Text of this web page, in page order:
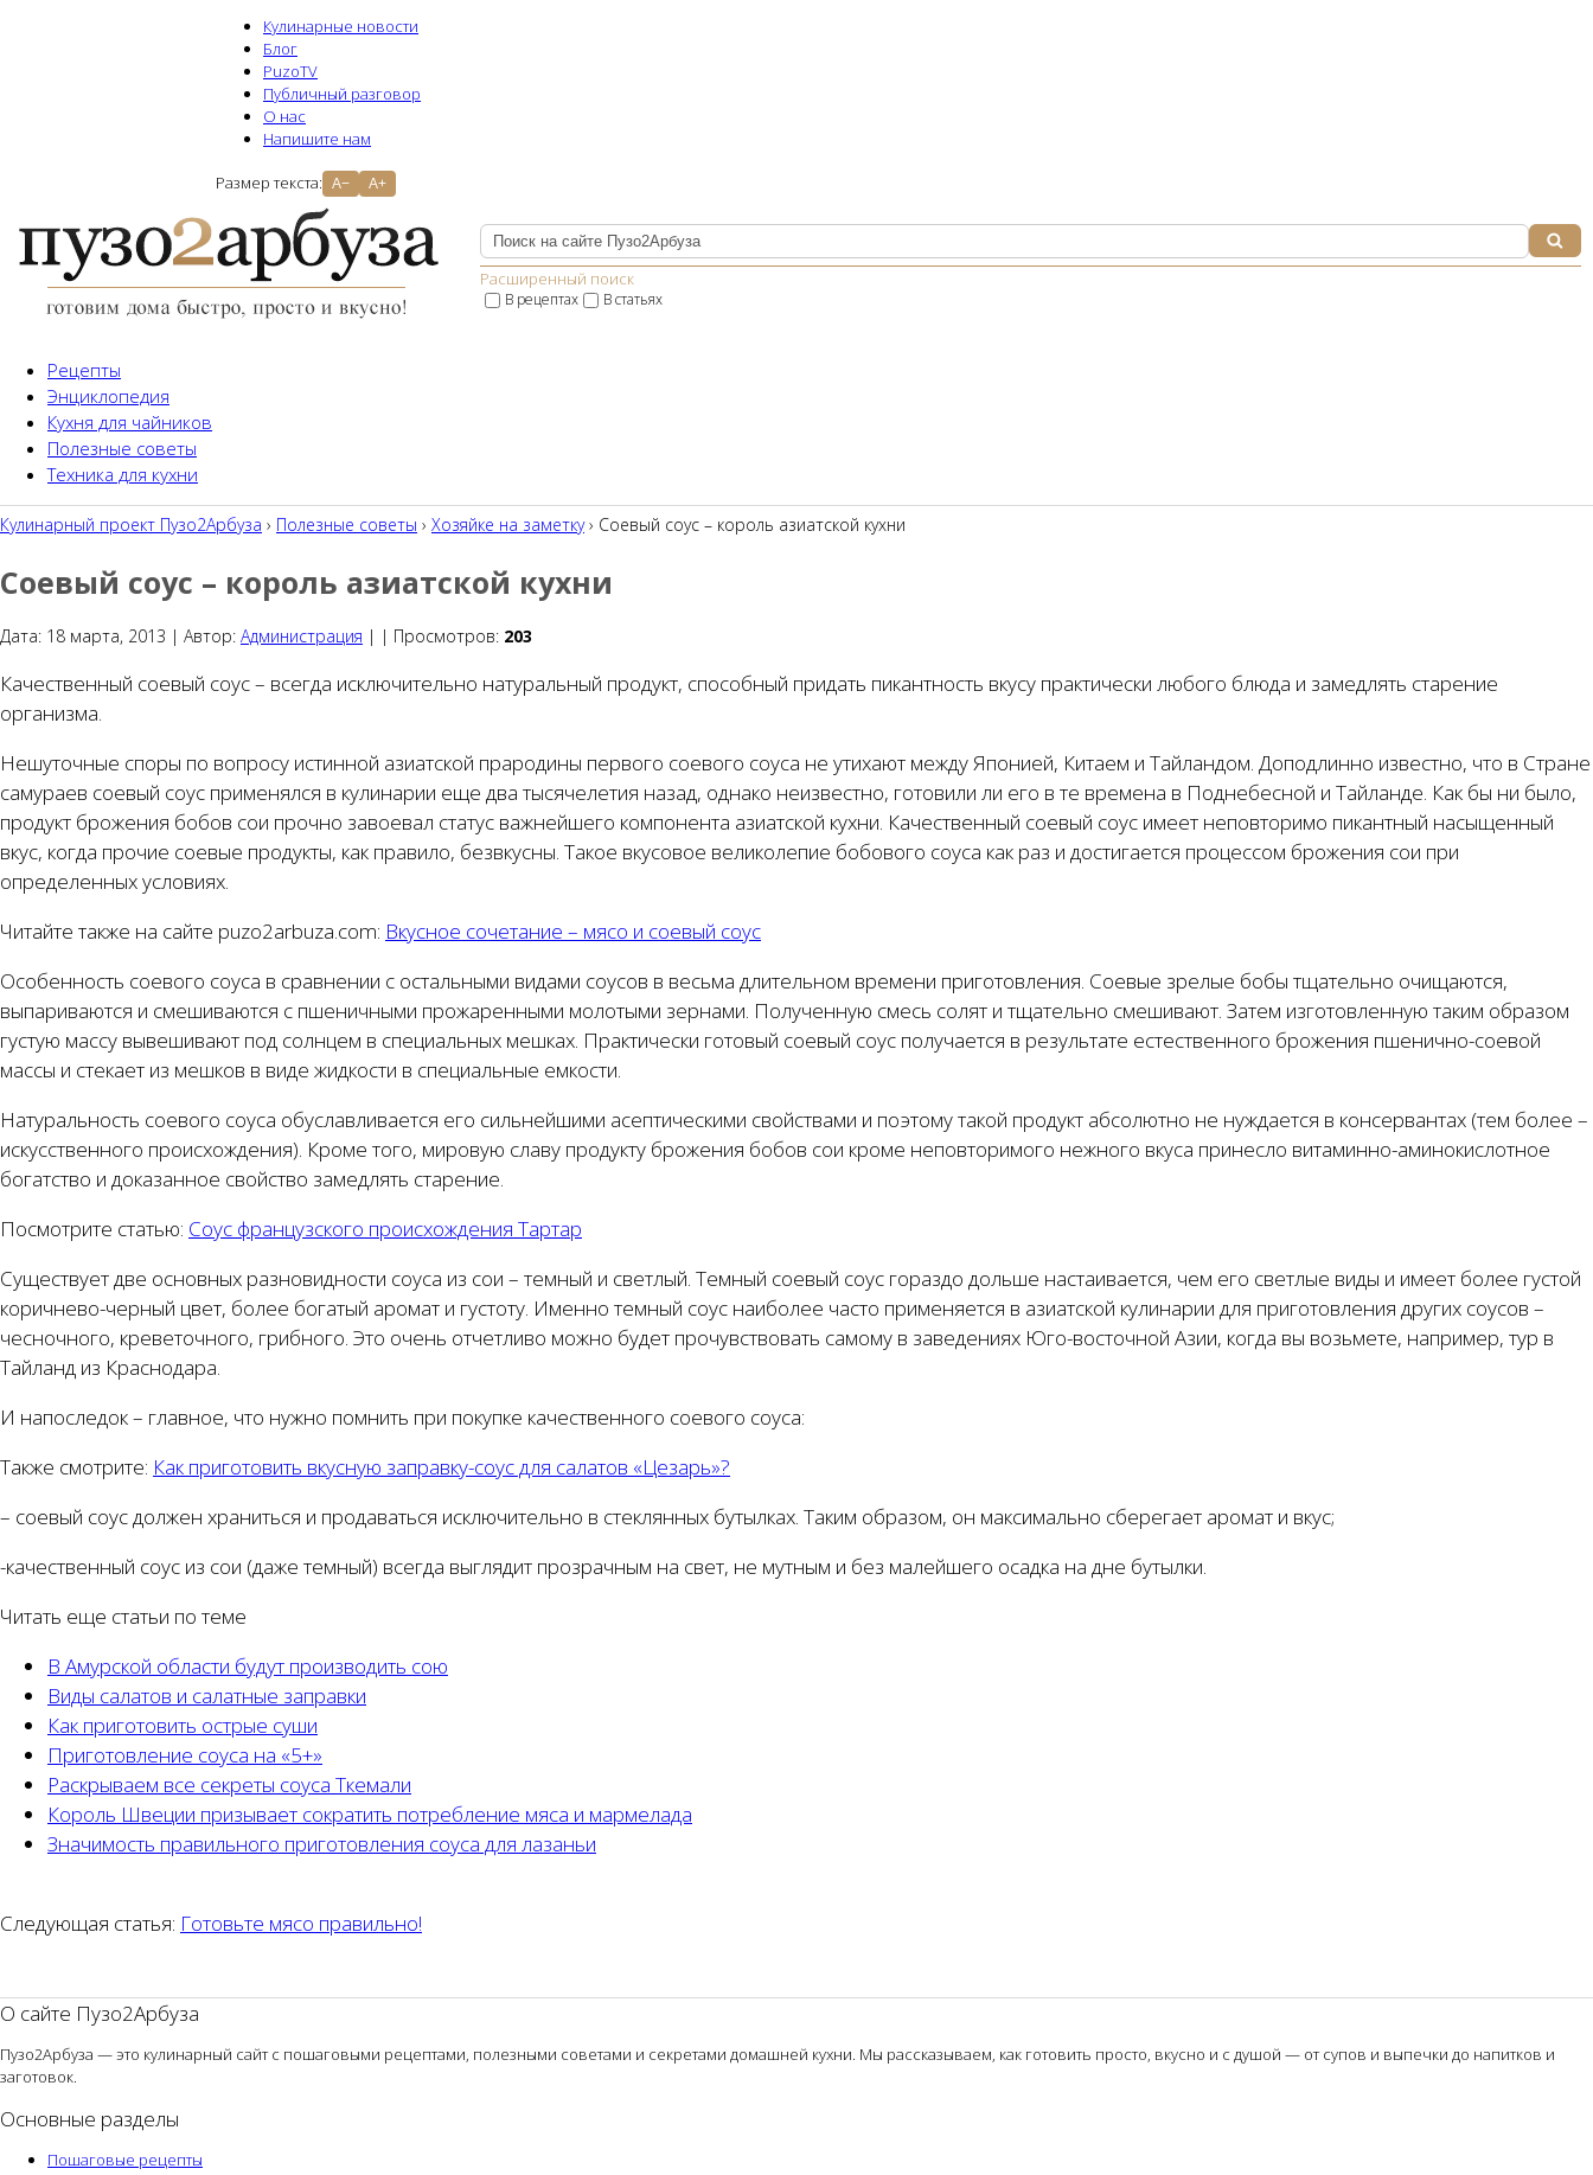
Кулинарные новости
Блог
PuzoTV
Публичный разговор
О нас
Напишите нам
Размер текста: A− A+
Расширенный поиск
В рецептах В статьях
Рецепты
Энциклопедия
Кухня для чайников
Полезные советы
Техника для кухни
Кулинарный проект Пузо2Aрбуза › Полезные советы › Хозяйке на заметку› Соевый соус – король азиатской кухни
Соевый соус – король азиатской кухни
Дата: 18 марта, 2013 | Автор: Администрация | | Просмотров: 203
Качественный соевый соус – всегда исключительно натуральный продукт, способный придать пикантность вкусу практически любого блюда и замедлять старение
организма.
Нешуточные споры по вопросу истинной азиатской прародины первого соевого соуса не утихают между Японией, Китаем и Тайландом. Доподлинно известно, что в Стране
самураев соевый соус применялся в кулинарии еще два тысячелетия назад, однако неизвестно, готовили ли его в те времена в Поднебесной и Тайланде. Как бы ни было,
продукт брожения бобов сои прочно завоевал статус важнейшего компонента азиатской кухни. Качественный соевый соус имеет неповторимо пикантный насыщенный
вкус, когда прочие соевые продукты, как правило, безвкусны. Такое вкусовое великолепие бобового соуса как раз и достигается процессом брожения сои при
определенных условиях.
Читайте также на сайте puzo2arbuza.com: Вкусное сочетание – мясо и соевый соус
Особенность соевого соуса в сравнении с остальными видами соусов в весьма длительном времени приготовления. Соевые зрелые бобы тщательно очищаются,
выпариваются и смешиваются с пшеничными прожаренными молотыми зернами. Полученную смесь солят и тщательно смешивают. Затем изготовленную таким образом
густую массу вывешивают под солнцем в специальных мешках. Практически готовый соевый соус получается в результате естественного брожения пшенично-соевой
массы и стекает из мешков в виде жидкости в специальные емкости.
Натуральность соевого соуса обуславливается его сильнейшими асептическими свойствами и поэтому такой продукт абсолютно не нуждается в консервантах (тем более –
искусственного происхождения). Кроме того, мировую славу продукту брожения бобов сои кроме неповторимого нежного вкуса принесло витаминно-аминокислотное
богатство и доказанное свойство замедлять старение.
Посмотрите статью: Соус французского происхождения Тартар
Существует две основных разновидности соуса из сои – темный и светлый. Темный соевый соус гораздо дольше настаивается, чем его светлые виды и имеет более густой
коричнево-черный цвет, более богатый аромат и густоту. Именно темный соус наиболее часто применяется в азиатской кулинарии для приготовления других соусов –
чесночного, креветочного, грибного. Это очень отчетливо можно будет прочувствовать самому в заведениях Юго-восточной Азии, когда вы возьмете, например, тур в
Тайланд из Краснодара.
И напоследок – главное, что нужно помнить при покупке качественного соевого соуса:
Также смотрите: Как приготовить вкусную заправку-соус для салатов «Цезарь»?
– соевый соус должен храниться и продаваться исключительно в стеклянных бутылках. Таким образом, он максимально сберегает аромат и вкус;
-качественный соус из сои (даже темный) всегда выглядит прозрачным на свет, не мутным и без малейшего осадка на дне бутылки.
Читать еще статьи по теме
В Амурской области будут производить сою
Виды салатов и салатные заправки
Как приготовить острые суши
Приготовление соуса на «5+»
Раскрываем все секреты соуса Ткемали
Король Швеции призывает сократить потребление мяса и мармелада
Значимость правильного приготовления соуса для лазаньи
Следующая статья: Готовьте мясо правильно!
О сайте Пузо2Арбуза
Пузо2Арбуза — это кулинарный сайт с пошаговыми рецептами, полезными советами и секретами домашней кухни. Мы рассказываем, как готовить просто, вкусно и с душой — от супов и выпечки до напитков и
заготовок.
Основные разделы
Пошаговые рецепты